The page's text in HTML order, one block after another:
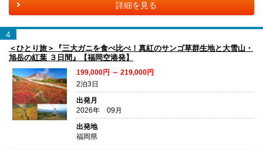
詳細を見る
4
＜ひとり旅＞『三大ガニを食べ比べ！真紅のサンゴ草群生地と大雪山・
旭岳の紅葉 ３日間』【福岡空港発】
199,000円 ～ 219,000円
2泊3日
出発月
2026年 09月
出発地
福岡県